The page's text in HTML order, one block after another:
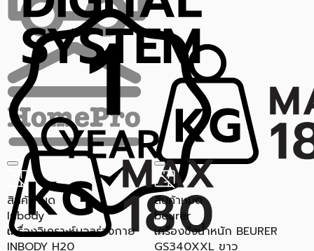
สินค้าหมด
Inbody
เครื่องวิเคราะห์มวลร่างกาย
INBODY H20
สินค้าหมด
beurer
เครื่องชั่งน้ำหนัก BEURER
GS340XXL ขาว